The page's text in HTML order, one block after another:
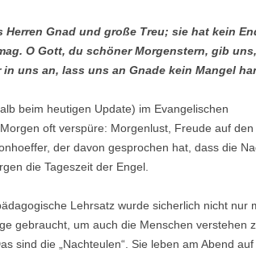
Gnad und große Treu; sie hat kein
O Gott, du schöner Morgenstern, gib
uns an, lass uns an Gnade kein Mangel
beim heutigen Update) im Evangelischen
oft verspüre: Morgenlust, Freude auf den
der davon gesprochen hat, dass die
die Tageszeit der Engel.
Lehrsatz wurde sicherlich nicht nur
gebraucht, um auch die Menschen verstehen
sind die „Nachteulen“. Sie leben am Abend auf